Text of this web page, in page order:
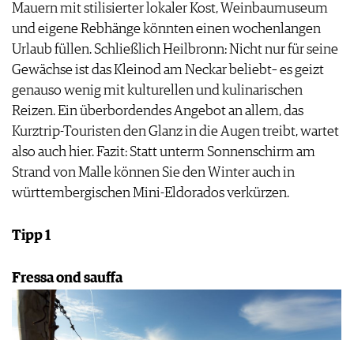
Mauern mit stilisierter lokaler Kost, Weinbaumuseum
und eigene Rebhänge könnten einen wochenlangen
Urlaub füllen. Schließlich Heilbronn: Nicht nur für seine
Gewächse ist das Kleinod am Neckar beliebt– es geizt
genauso wenig mit kulturellen und kulinarischen
Reizen. Ein überbordendes Angebot an allem, das
Kurztrip-Touristen den Glanz in die Augen treibt, wartet
also auch hier. Fazit: Statt unterm Sonnenschirm am
Strand von Malle können Sie den Winter auch in
württembergischen Mini-Eldorados verkürzen.
Tipp 1
Fressa ond sauffa